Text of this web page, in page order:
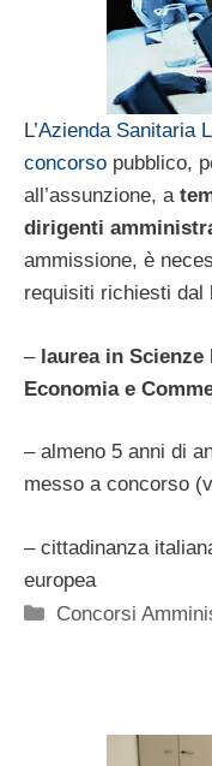
L’Azienda Sanitaria
concorso pubblico,
all’assunzione, a
dirigenti
ammissione, è
requisiti richiesti dal
– laurea in
Economia e
– almeno 5 anni di
messo a concorso
– cittadinanza
europea
Categorie
Concorsi